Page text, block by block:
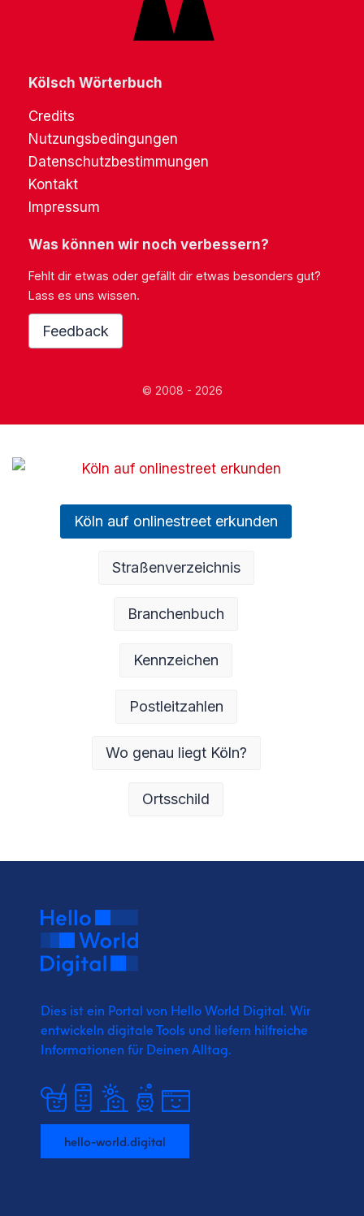
Kölsch Wörterbuch
Credits
Nutzungsbedingungen
Datenschutzbestimmungen
Kontakt
Impressum
Was können wir noch verbessern?
Fehlt dir etwas oder gefällt dir etwas besonders gut?
Lass es uns wissen.
Feedback
© 2008 - 2026
Köln auf onlinestreet erkunden
Straßenverzeichnis
Branchenbuch
Kennzeichen
Postleitzahlen
Wo genau liegt Köln?
Ortsschild
Dies ist ein Portal von Hello World Digital. Wir
entwickeln digitale Tools und liefern hilfreiche
Informationen für Deinen Alltag.
hello-world.digital